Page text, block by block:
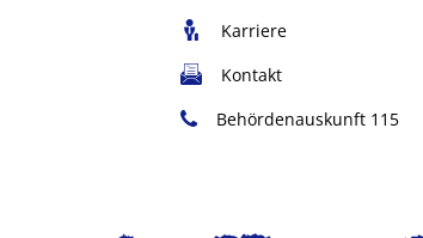
Karriere
Kontakt
Behördenauskunft 115